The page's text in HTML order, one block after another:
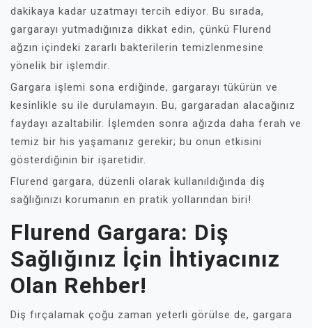
dakikaya kadar uzatmayı tercih ediyor. Bu sırada,
gargarayı yutmadığınıza dikkat edin, çünkü Flurend
ağzın içindeki zararlı bakterilerin temizlenmesine
yönelik bir işlemdir.
Gargara işlemi sona erdiğinde, gargarayı tükürün ve
kesinlikle su ile durulamayın. Bu, gargaradan alacağınız
faydayı azaltabilir. İşlemden sonra ağızda daha ferah ve
temiz bir his yaşamanız gerekir; bu onun etkisini
gösterdiğinin bir işaretidir.
Flurend gargara, düzenli olarak kullanıldığında diş
sağlığınızı korumanın en pratik yollarından biri!
Flurend Gargara: Diş
Sağlığınız İçin İhtiyacınız
Olan Rehber!
Diş fırçalamak çoğu zaman yeterli görülse de, gargara